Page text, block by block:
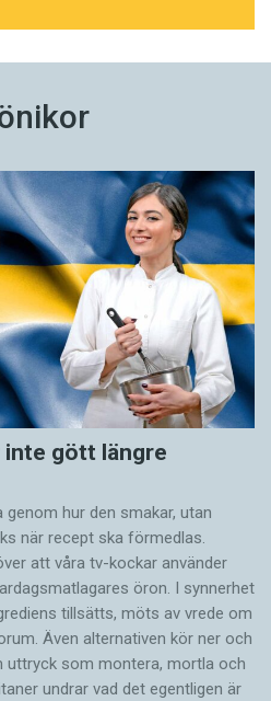
inte gött längre
genom hur den smakar, utan
när recept ska förmedlas.
att våra tv-kockar använder
öron. I synnerhet
tillsätts, möts av vrede om
Även alternativen kör ner och
uttryck som montera, mortla och
undrar vad det egentligen är